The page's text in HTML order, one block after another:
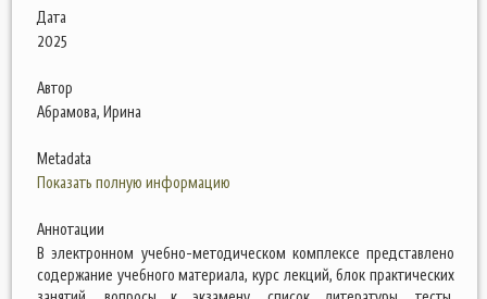
Дата
2025
Автор
Абрамова, Ирина
Metadata
Показать полную информацию
Аннотации
В электронном учебно-методическом комплексе представлено
содержание учебного материала, курс лекций, блок практических